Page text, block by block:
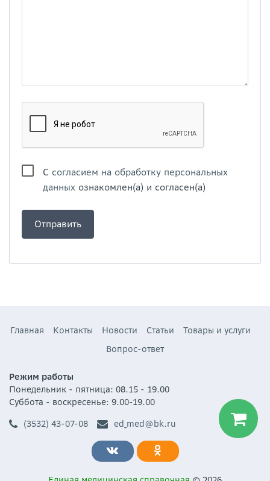
С согласием на обработку персональных
данных ознакомлен(а) и согласен(а)
Главная Контакты Новости Статьи
Товары и услуги
Вопрос-ответ
Режим работы
Понедельник - пятница: 08.15 - 19.00
Суббота - воскресенье: 9.00-19.00
(3532) 43-07-08
ed_med@bk.ru